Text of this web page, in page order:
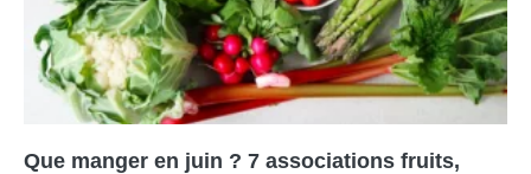
Que manger en juin ? 7 associations fruits,